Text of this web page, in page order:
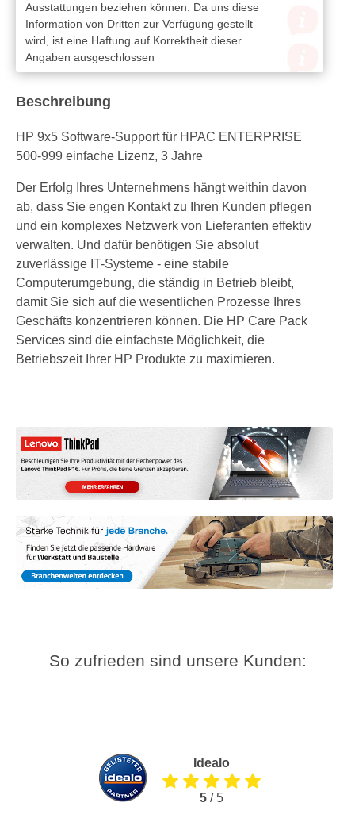
Ausstattungen beziehen können. Da uns diese
Information von Dritten zur Verfügung gestellt
wird, ist eine Haftung auf Korrektheit dieser
Angaben ausgeschlossen
Beschreibung
HP 9x5 Software-Support für HPAC ENTERPRISE
500-999 einfache Lizenz, 3 Jahre
Der Erfolg Ihres Unternehmens hängt weithin davon
ab, dass Sie engen Kontakt zu Ihren Kunden pflegen
und ein komplexes Netzwerk von Lieferanten effektiv
verwalten. Und dafür benötigen Sie absolut
zuverlässige IT-Systeme - eine stabile
Computerumgebung, die ständig in Betrieb bleibt,
damit Sie sich auf die wesentlichen Prozesse Ihres
Geschäfts konzentrieren können. Die HP Care Pack
Services sind die einfachste Möglichkeit, die
Betriebszeit Ihrer HP Produkte zu maximieren.
So zufrieden sind unsere Kunden:
Idealo
5/ 5